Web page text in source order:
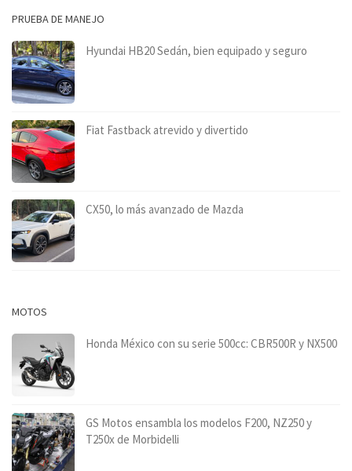
PRUEBA DE MANEJO
Hyundai HB20 Sedán, bien equipado y seguro
Fiat Fastback atrevido y divertido
CX50, lo más avanzado de Mazda
MOTOS
Honda México con su serie 500cc: CBR500R y NX500
GS Motos ensambla los modelos F200, NZ250 y
T250x de Morbidelli